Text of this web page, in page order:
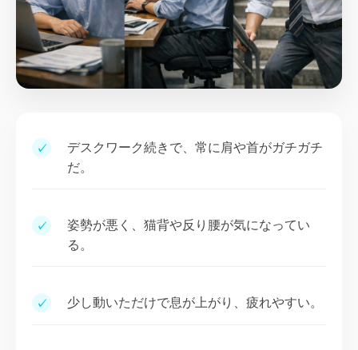
✓
デスクワーク続きで、常に肩や首がガチガチ
だ。
✓
姿勢が悪く、猫背や反り腰が気になってい
る。
✓ 少し動いただけで息が上がり、疲れやすい。